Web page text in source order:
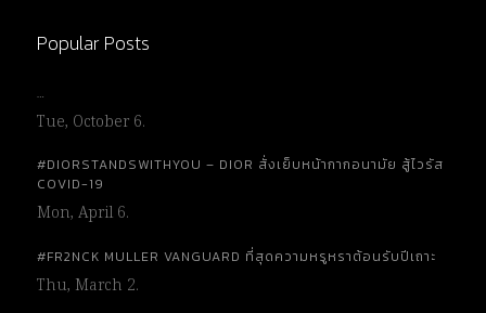
Popular Posts
…
Tue, October 6.
#DIORSTANDSWITHYOU – DIOR สั่งเย็บหน้ากากอนามัย สู้ไวรัส
COVID-19
Mon, April 6.
#FR2NCK MULLER VANGUARD ที่สุดความหรูหราต้อนรับปีเถาะ
Thu, March 2.